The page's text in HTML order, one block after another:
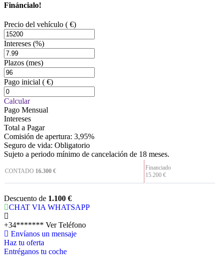
Fináncialo!
Precio del vehículo ( €)
Intereses (%)
Plazos (mes)
Pago inicial ( €)
Calcular
Pago Mensual
Intereses
Total a Pagar
Comisión de apertura: 3,95%
Seguro de vida: Obligatorio
Sujeto a periodo mínimo de cancelación de 18 meses.
CONTADO 16.300 €
Financiado
15.200 €
Descuento de 1.100 €
CHAT VIA WHATSAPP
+34******* Ver Teléfono
Envíanos un mensaje
Haz tu oferta
Entréganos tu coche